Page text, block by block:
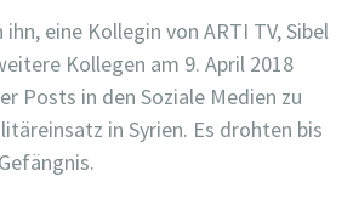
eine Kollegin von ARTI TV, Sibel
Kollegen am 9. April 2018
Posts in den Soziale Medien zu
in Syrien. Es drohten bis